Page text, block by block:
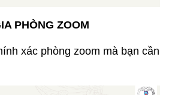
PHÒNG ZOOM
xác phòng zoom mà bạn cần